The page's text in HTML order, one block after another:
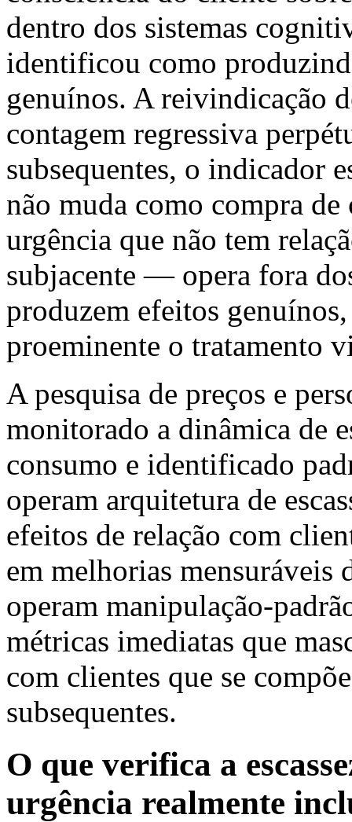
dentro dos sistemas
identificou como
genuínos. A reivindicação
contagem regressiva
subsequentes, o indicador
não muda como compra de
urgência que não tem
subjacente — opera fora
produzem efeitos
proeminente o tratamento
A pesquisa de preços e
monitorado a dinâmica de
consumo e identificado
operam arquitetura de
efeitos de relação com
em melhorias
operam manipulação-
métricas imediatas que
com clientes que se
subsequentes.
O que verifica a
urgência realmente